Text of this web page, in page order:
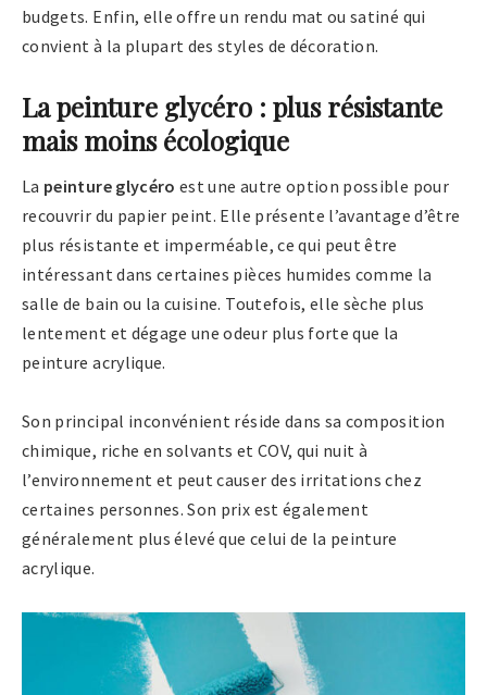
budgets. Enfin, elle offre un rendu mat ou satiné qui
convient à la plupart des styles de décoration.
La peinture glycéro : plus résistante
mais moins écologique
La peinture glycéro est une autre option possible pour
recouvrir du papier peint. Elle présente l’avantage d’être
plus résistante et imperméable, ce qui peut être
intéressant dans certaines pièces humides comme la
salle de bain ou la cuisine. Toutefois, elle sèche plus
lentement et dégage une odeur plus forte que la
peinture acrylique.
Son principal inconvénient réside dans sa composition
chimique, riche en solvants et COV, qui nuit à
l’environnement et peut causer des irritations chez
certaines personnes. Son prix est également
généralement plus élevé que celui de la peinture
acrylique.